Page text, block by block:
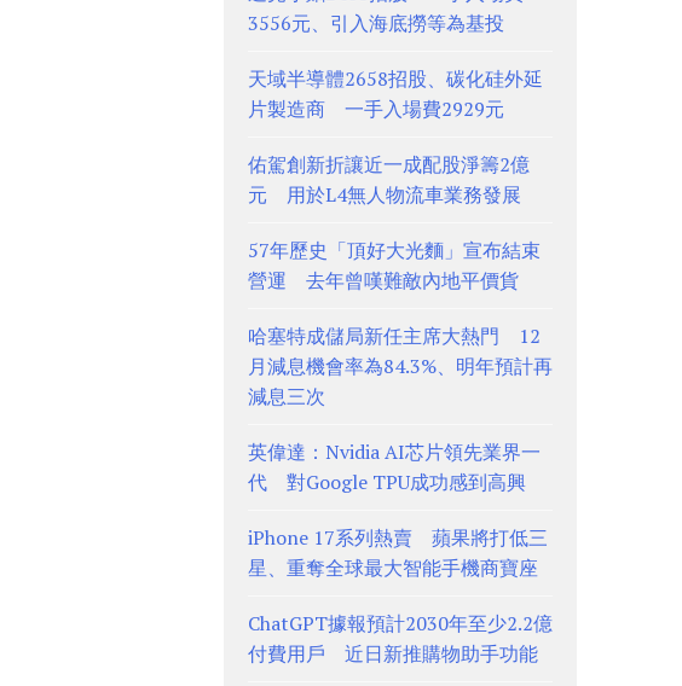
3556元、引入海底撈等為基投
天域半導體2658招股、碳化硅外延
片製造商 一手入場費2929元
佑駕創新折讓近一成配股淨籌2億
元 用於L4無人物流車業務發展
57年歷史「頂好大光麵」宣布結束
營運 去年曾嘆難敵內地平價貨
哈塞特成儲局新任主席大熱門 12
月減息機會率為84.3%、明年預計再
減息三次
英偉達：Nvidia AI芯片領先業界一
代 對Google TPU成功感到高興
iPhone 17系列熱賣 蘋果將打低三
星、重奪全球最大智能手機商寶座
ChatGPT據報預計2030年至少2.2億
付費用戶 近日新推購物助手功能